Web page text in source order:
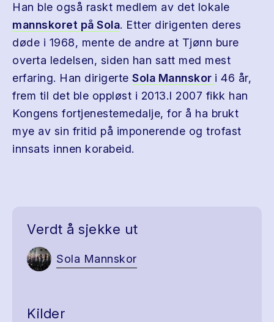
Han ble også raskt medlem av det lokale
mannskoret på Sola. Etter dirigenten deres
døde i 1968, mente de andre at Tjønn bure
overta ledelsen, siden han satt med mest
erfaring. Han dirigerte Sola Mannskor i 46 år,
frem til det ble oppløst i 2013.I 2007 fikk han
Kongens fortjenestemedalje, for å ha brukt
mye av sin fritid på imponerende og trofast
innsats innen korabeid.
Verdt å sjekke ut
Sola Mannskor
Kilder